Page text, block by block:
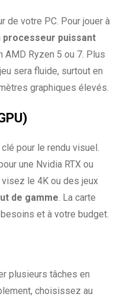
de votre PC. Pour jouer à
processeur puissant
AMD Ryzen 5 ou 7. Plus
sera fluide, surtout en
graphiques élevés.
pour le rendu visuel.
une Nvidia RTX ou
le 4K ou des jeux
de gamme. La carte
et à votre budget.
plusieurs tâches en
choisissez au